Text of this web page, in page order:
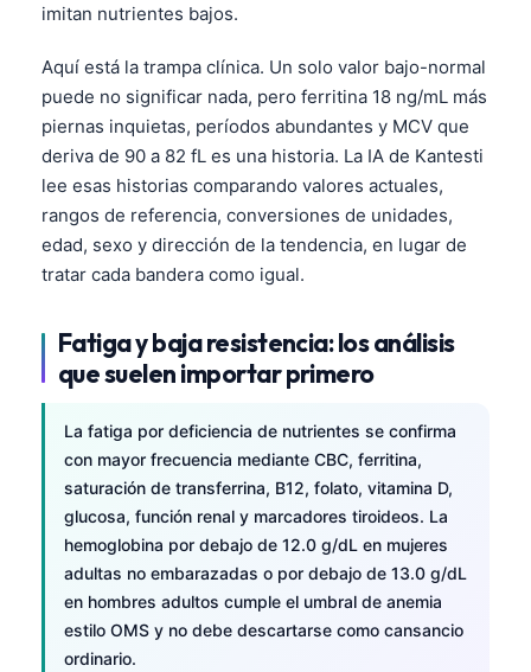
imitan nutrientes bajos.
Aquí está la trampa clínica. Un solo valor bajo-normal
puede no significar nada, pero ferritina 18 ng/mL más
piernas inquietas, períodos abundantes y MCV que
deriva de 90 a 82 fL es una historia. La IA de Kantesti
lee esas historias comparando valores actuales,
rangos de referencia, conversiones de unidades,
edad, sexo y dirección de la tendencia, en lugar de
tratar cada bandera como igual.
Fatiga y baja resistencia: los análisis
que suelen importar primero
La fatiga por deficiencia de nutrientes se confirma
con mayor frecuencia mediante CBC, ferritina,
saturación de transferrina, B12, folato, vitamina D,
glucosa, función renal y marcadores tiroideos. La
hemoglobina por debajo de 12.0 g/dL en mujeres
adultas no embarazadas o por debajo de 13.0 g/dL
en hombres adultos cumple el umbral de anemia
estilo OMS y no debe descartarse como cansancio
ordinario.